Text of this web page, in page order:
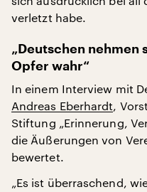
verletzt habe.
„Deutschen nehmen
Opfer wahr“
In einem Interview mit
Andreas Eberhardt,
Stiftung „Erinnerung,
die Äußerungen von
bewertet.
„Es ist überraschend,